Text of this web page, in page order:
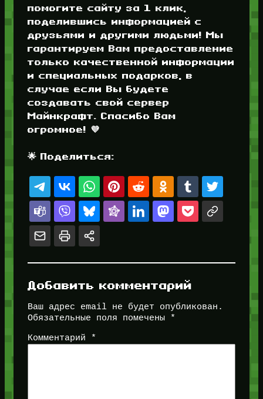
помогите сайту за 1 клик,
поделившись информацией с
друзьями и другими людьми! Мы
гарантируем Вам предоставление
только качественной информации
и специальных подарков, в
случае если Вы будете
создавать свой сервер
Майнкрафт. Спасибо Вам
огромное! 💜
🌟 Поделиться:
Добавить комментарий
Ваш адрес email не будет опубликован.
Обязательные поля помечены
*
Комментарий *